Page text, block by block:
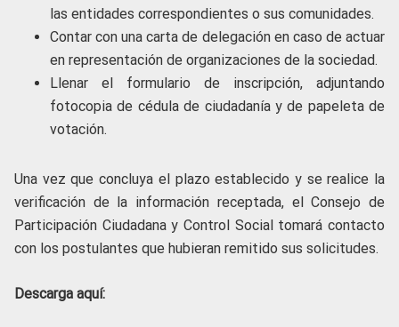
las entidades correspondientes o sus comunidades.
Contar con una carta de delegación en caso de actuar
en representación de organizaciones de la sociedad.
Llenar el formulario de inscripción, adjuntando
fotocopia de cédula de ciudadanía y de papeleta de
votación.
Una vez que concluya el plazo establecido y se realice la
verificación de la información receptada, el Consejo de
Participación Ciudadana y Control Social tomará contacto
con los postulantes que hubieran remitido sus solicitudes.
Descarga aquí: